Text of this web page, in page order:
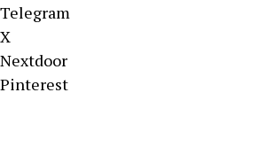
Telegram
X
Nextdoor
Pinterest